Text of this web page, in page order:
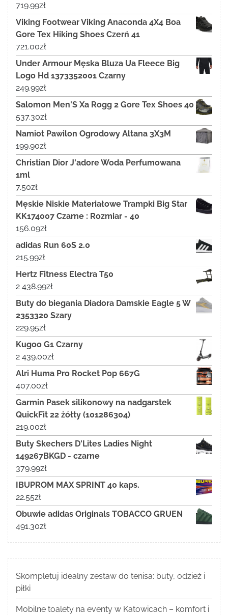
719.99zł
Viking Footwear Viking Anaconda 4X4 Boa
Gore Tex Hiking Shoes Czerń 41
721.00zł
Under Armour Męska Bluza Ua Fleece Big
Logo Hd 1373352001 Czarny
249.99zł
Salomon Men'S Xa Rogg 2 Gore Tex Shoes 40
537.30zł
Namiot Pawilon Ogrodowy Altana 3X3M
199.90zł
Christian Dior J'adore Woda Perfumowana
1ml
7.50zł
Męskie Niskie Materiałowe Trampki Big Star
KK174007 Czarne : Rozmiar - 40
156.09zł
adidas Run 60S 2.0
215.99zł
Hertz Fitness Electra T50
2 438.99zł
Buty do biegania Diadora Damskie Eagle 5 W
2353320 Szary
229.95zł
Kugoo G1 Czarny
2 439.00zł
Alri Huma Pro Rocket Pop 667G
407.00zł
Garmin Pasek silikonowy na nadgarstek
QuickFit 22 żółty (101286304)
219.00zł
Buty Skechers D'Lites Ladies Night
149267BKGD - czarne
379.99zł
IBUPROM MAX SPRINT 40 kaps.
22.55zł
Obuwie adidas Originals TOBACCO GRUEN
491.30zł
Skompletuj idealny zestaw do tenisa: buty, odzież i
piłki
Mobilne toalety na eventy w Katowicach – komfort i